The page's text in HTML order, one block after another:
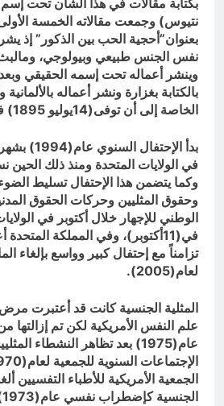
بكتابة مقالات في هذا الشأن تحت إسم
نتيوس) وجمعت مقالاته الخمسة
بعنوان”أحجية الحب بين الذكور” إذ
نفس الجنس طبيعي وبيولوجي،
وينشر أعماله تحت إسمه الحقيقي
بالكتابة بغزارة ونشر أعماله بالألمانية
الخاصة إلى أن توفى(14يوليو 1895) في لاكويلا(إيطاليا).
بدأ
في الولايات المتحدة ومنذ ذلك الحين
وكما يتضمن هذا الإحتفال تسليط
وحقوق المثليين وحركات الحقوق
الوطني للإجهار خلال أكتوبر في
في(11أكتوبر)، وفي المملكة
لعام(2005).
المثلية الجنسية كانت قد أعتبرت
علم النفس الأمريكية لكن تم إزالتها
عام(1975) بعد تظاهر النشطاء
الجمعية الأمريكية للأطباء التفسيين
الجنسية كإضطراب نفسي عام(1973).